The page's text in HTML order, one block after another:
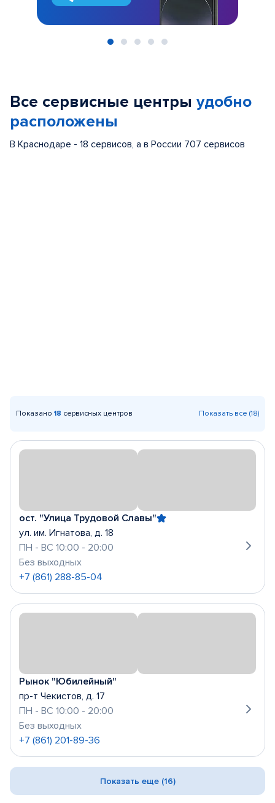
Все сервисные центры удобно
расположены
В Краснодаре - 18 сервисов, а в России 707 сервисов
Показано 18 сервисных центров Показать все (18)
ост. "Улица Трудовой Славы"
ул. им. Игнатова, д. 18
ПН - ВС 10:00 - 20:00
Без выходных
+7 (861) 288-85-04
Рынок "Юбилейный"
пр-т Чекистов, д. 17
ПН - ВС 10:00 - 20:00
Без выходных
+7 (861) 201-89-36
Показать еще (16)